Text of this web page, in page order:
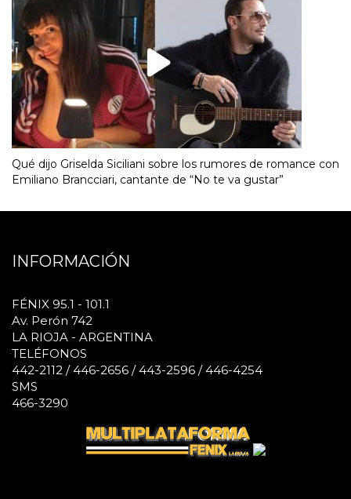
Qué dijo Griselda Siciliani sobre los rumores de romance con
Emiliano Brancciari, cantante de “No te va gustar”
INFORMACIÓN
FÉNIX 95.1 - 101.1
Av. Perón 742
LA RIOJA - ARGENTINA
TELÉFONOS
442-2112 / 446-2656 / 443-2596 / 446-4254
SMS
466-3290